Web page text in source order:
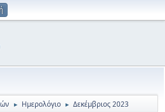
► Ημερολόγιο ► Δεκέμβριος 2023